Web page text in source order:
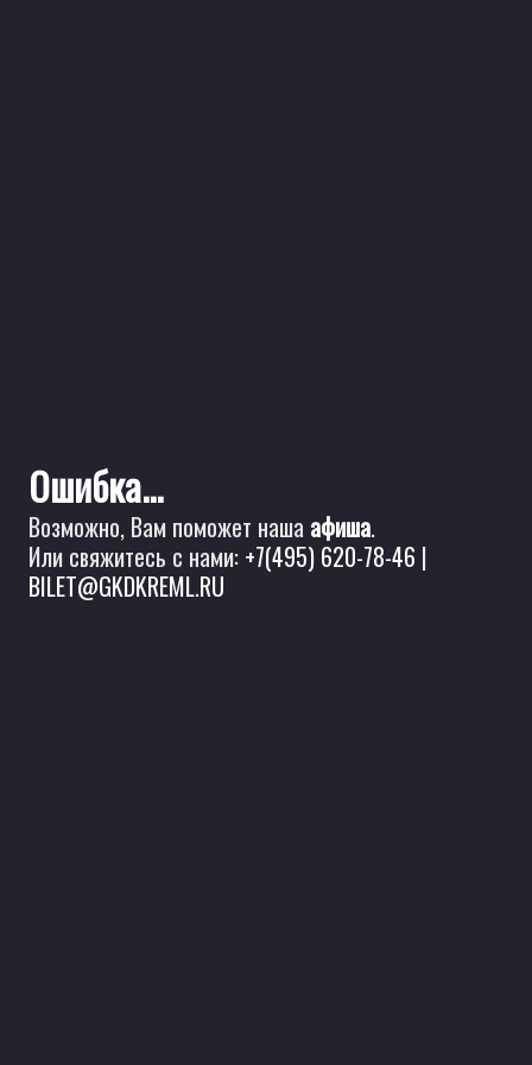
Ошибка...
Возможно, Вам поможет наша афиша.
Или свяжитесь с нами: +7(495) 620-78-46 |
BILET@GKDKREML.RU